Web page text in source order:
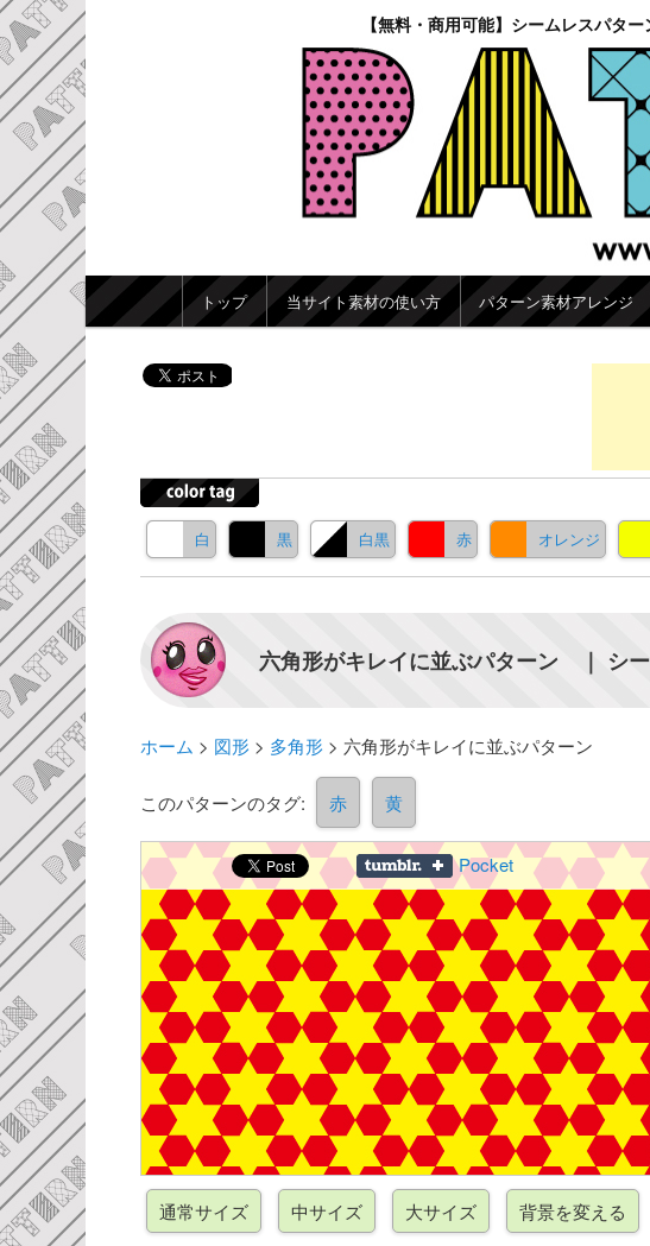
【無料・商用可能】シームレスパタ
メインメニュー
メインコンテンツへ移動
サブコンテンツへ移動
トップ 当サイト素材の使い方 パターン素材アレンジ
白 黒 白黒 赤 オレンジ
六角形がキレイに並ぶパターン ｜ シ
ホーム > 図形> 多角形> 六角形がキレイに並ぶパターン
このパターンのタグ: 赤 黄
Pocket